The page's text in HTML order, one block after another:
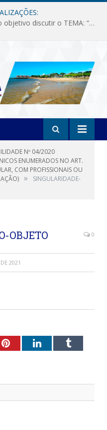
Audiência Pública que tem como objetivo discutir o TEMA: “Fornecimento de Energia Elétrica em Debate: Tarifas, Qualidade e Atendimento dos Serviços”
Nº 04/2020
ENUMERADOS NO ART.
COM PROFISSIONAIS OU
»
SINGULARIDADE-
OBJETO 0
2021
PinterestLinkedInTumblr